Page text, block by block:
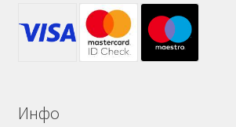
Инфо